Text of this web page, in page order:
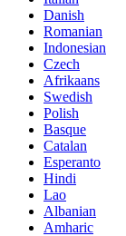
Danish
Romanian
Indonesian
Czech
Afrikaans
Swedish
Polish
Basque
Catalan
Esperanto
Hindi
Lao
Albanian
Amharic